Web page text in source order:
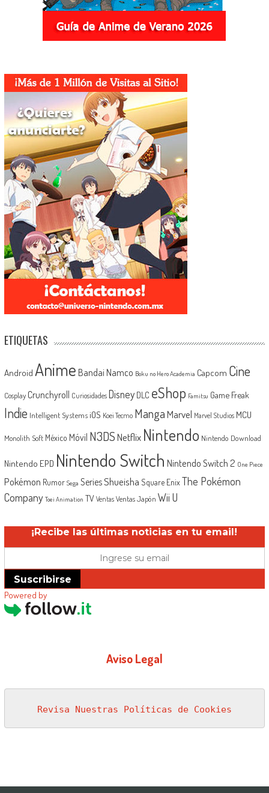
ETIQUETAS
Android Anime Bandai Namco Boku no Hero Academia Capcom Cine
Cosplay Crunchyroll Curiosidades Disney DLC eShop Famitsu Game Freak
Indie Intelligent Systems iOS Koei Tecmo MangaMarvel Marvel Studios MCU
Monolith Soft México Móvil N3DSNetflix Nintendo Nintendo Download
Nintendo EPD Nintendo Switch Nintendo Switch 2 One Piece
Pokémon Rumor Sega SeriesShueisha Square EnixThe Pokémon
Company Toei Animation TV Ventas Ventas Japón Wii U
¡Recibe las últimas noticias en tu email!
Suscribirse
Powered by
Aviso Legal
Revisa Nuestras Políticas de Cookies